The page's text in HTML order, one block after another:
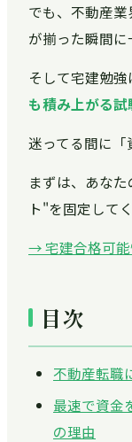
でも、不動産業
が揃った瞬間に
そして宅建勉
も積み上がる
迷ってる間に
まずは、あな
ト"を固定して
→ 宅建合格可
目次
不動産転職
最速で資金
の理由